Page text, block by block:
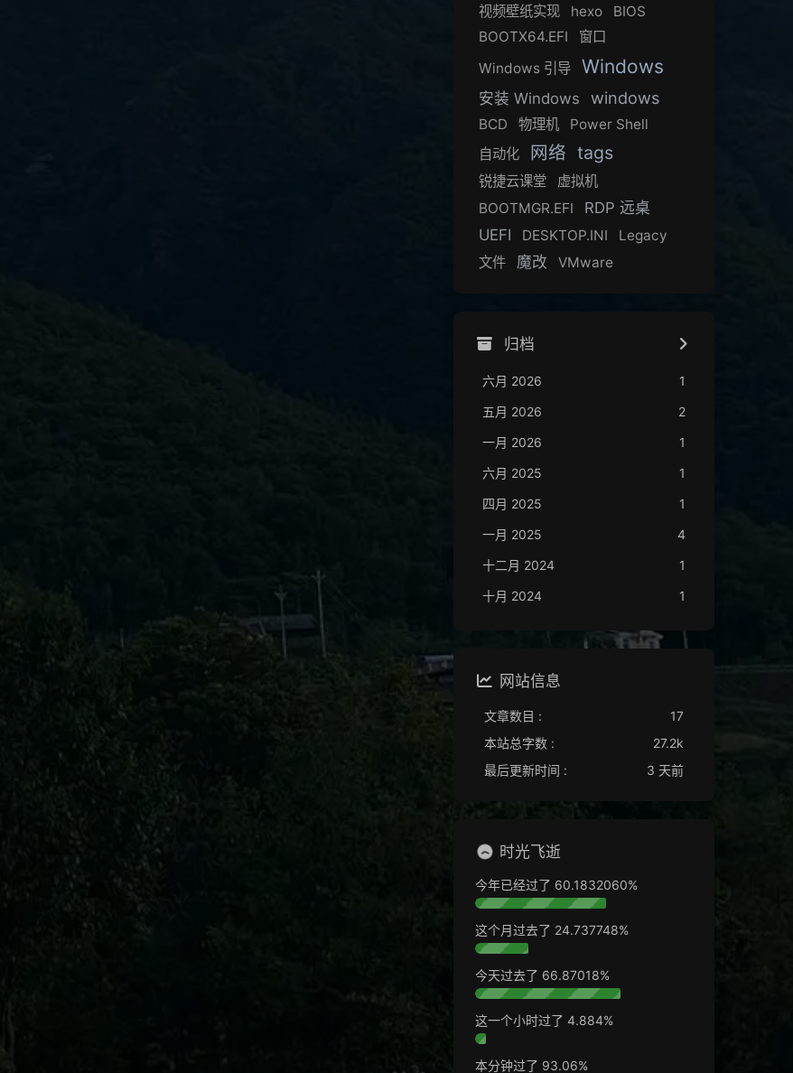
视频壁纸实现 hexo
BIOS
BOOTX64.EFI
窗口
Windows 引导
Windows
安装 Windows windows
BCD 物理机
Power Shell
自动化
网络 tags
锐捷云课堂
虚拟机
BOOTMGR.EFI
RDP 远桌
UEFI
DESKTOP.INI
Legacy
文件
魔改 VMware
归档
六月 2026
1
五月 2026
2
一月 2026
1
六月 2025
1
四月 2025
1
一月 2025
4
十二月 2024
1
十月 2024
1
网站信息
文章数目 :
17
本站总字数 :
27.2k
最后更新时间 :
3 天前
时光飞逝
今年已经过了 60.1832107%
这个月过去了 24.737804%
今天过去了 66.87192%
这一个小时过了 4.926%
本分钟过了 95.56%